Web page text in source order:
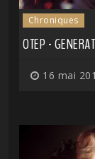
Chroniques
OTEP -
16 mai